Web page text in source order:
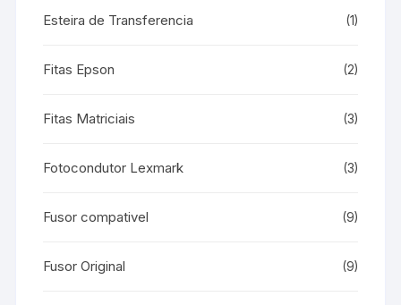
Esteira de Transferencia (1)
Fitas Epson (2)
Fitas Matriciais (3)
Fotocondutor Lexmark (3)
Fusor compativel (9)
Fusor Original (9)